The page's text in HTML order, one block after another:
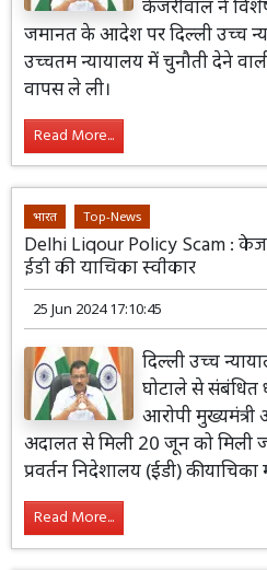
केजरीवाल ने
जमानत के आदेश पर दिल्ली उच्च
उच्चतम न्यायालय में चुनौती देने
वापस ले ली।
Read More...
भारत Top-News
Delhi Liqour Policy Scam :
ईडी की याचिका स्वीकार
25 Jun 2024 17:10:45
दिल्ली उच्च
घोटाले से
आरोपी
अदालत से मिली 20 जून को मिली
प्रवर्तन निदेशालय (ईडी) की
Read More...